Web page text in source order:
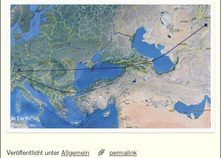
Veröffentlicht unter Allgemein permalink